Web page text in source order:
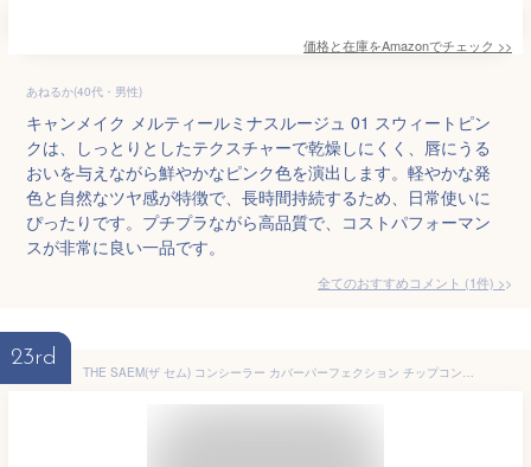
価格と在庫をAmazonでチェック >>
あねるか(40代・男性)
キャンメイク メルティールミナスルージュ 01 スウィートピン
クは、しっとりとしたテクスチャーで乾燥しにくく、唇にうる
おいを与えながら鮮やかなピンク色を演出します。軽やかな発
色と自然なツヤ感が特徴で、長時間持続するため、日常使いに
ぴったりです。プチプラながら高品質で、コストパフォーマン
スが非常に良い一品です。
全てのおすすめコメント (1件) >
23rd
THE SAEM(ザ セム) コンシーラー カバーパーフェクション チップコンシーラー 1.25 ライトベージュ 6.5 グラム